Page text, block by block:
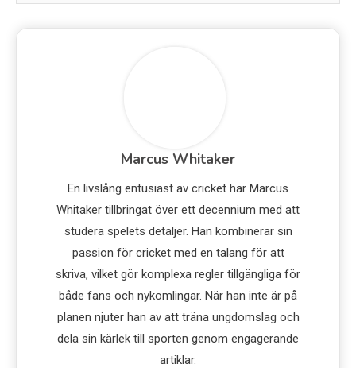
Marcus Whitaker
En livslång entusiast av cricket har Marcus
Whitaker tillbringat över ett decennium med att
studera spelets detaljer. Han kombinerar sin
passion för cricket med en talang för att
skriva, vilket gör komplexa regler tillgängliga för
både fans och nykomlingar. När han inte är på
planen njuter han av att träna ungdomslag och
dela sin kärlek till sporten genom engagerande
artiklar.